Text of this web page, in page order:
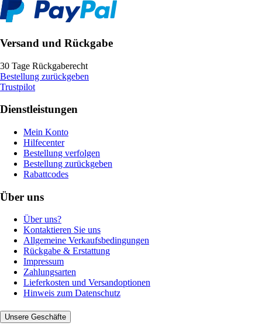
Versand und Rückgabe
30 Tage Rückgaberecht
Bestellung zurückgeben
Trustpilot
Dienstleistungen
Mein Konto
Hilfecenter
Bestellung verfolgen
Bestellung zurückgeben
Rabattcodes
Über uns
Über uns?
Kontaktieren Sie uns
Allgemeine Verkaufsbedingungen
Rückgabe & Erstattung
Impressum
Zahlungsarten
Lieferkosten und Versandoptionen
Hinweis zum Datenschutz
Unsere Geschäfte